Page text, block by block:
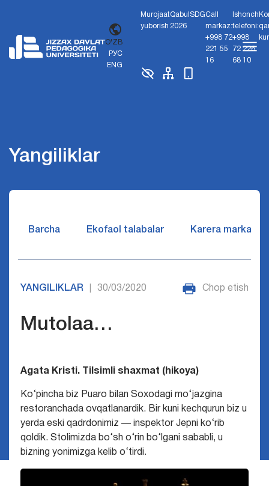
O'ZB
РУС
ENG
Murojaat
yuborish
Qabul
2026
SDGCall
markaz:
+998 72
221 55
16
Ishonch
telefoni:
+998
72 226
68 10
Yangiliklar
Barcha Ekofaol talabalar Karera markazi
YANGILIKLAR 30/03/2020 Chop etish
Mutolaa…
Agata Kristi. Tilsimli shaxmat (hikoya)
Ko‘pincha biz Puaro bilan Soxodagi mo‘jazgina
restoranchada ovqatlanardik. Bir kuni kechqurun biz u
yerda eski qadrdonimiz — inspektor Jepni ko‘rib
qoldik. Stolimizda bo‘sh o‘rin bo‘lgani sababli, u
bizning yonimizga kelib o‘tirdi.